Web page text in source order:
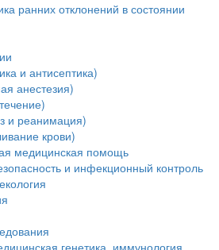
ранних отклонений в состоянии
и антисептика)
анестезия)
и реанимация)
крови)
медицинская помощь
и инфекционный контроль
генетика, иммунология,